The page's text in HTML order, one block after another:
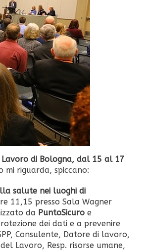
di Bologna, dal 15 al 17
mi riguarda, spiccano:
salute nei luoghi di
11,15 presso Sala Wagner
da PuntoSicuro e
dei dati e a prevenire
Consulente, Datore di lavoro,
Lavoro, Resp. risorse umane,